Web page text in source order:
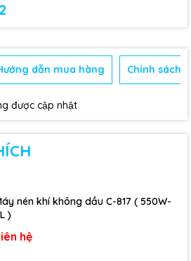
dẫn mua hàng Chính sách
được cập nhật
nén khí không dầu C-817 ( 550W-
)
hệ